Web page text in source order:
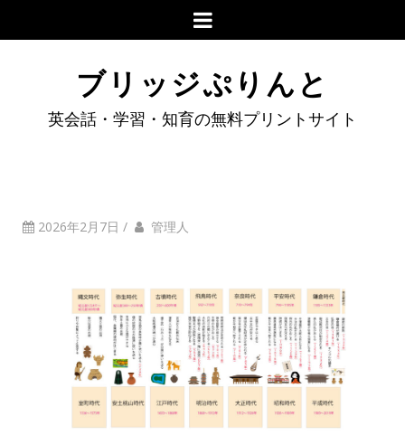
ブリッジぷりんと
英会話・学習・知育の無料プリントサイト
2026年2月7日 / 管理人